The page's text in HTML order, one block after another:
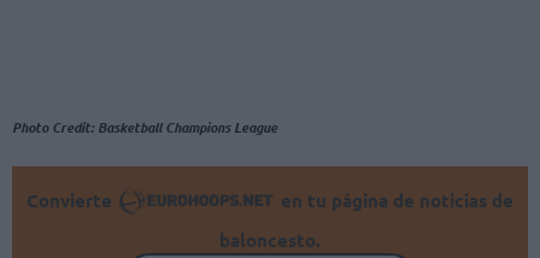
Photo Credit: Basketball Champions League
Convierte
en tu página de noticias de
baloncesto.